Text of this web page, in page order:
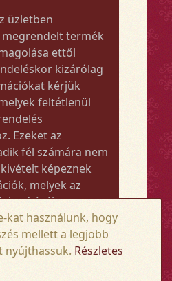
üzletben
termék
ettől
kizárólag
kérjük
feltétlenül
Ezeket az
fél számára nem
képeznek
melyek az
vagy
termék
az 50.000 Ft-ot,
kat használunk, hogy
mellett a legjobb
nyújthassuk. Részletes